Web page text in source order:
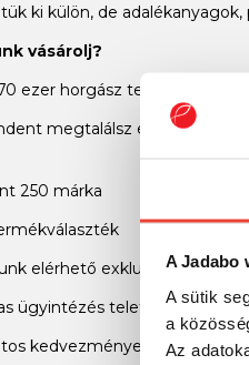
A Jadabo
A sütik
a
Az
ki külön, de
vásárolj?
ezer horgász termék a
megtalálsz egy helyen:
250 márka
elérhető exkluzív termékek
ügyintézés telefonon is
kedvezmények, akciók